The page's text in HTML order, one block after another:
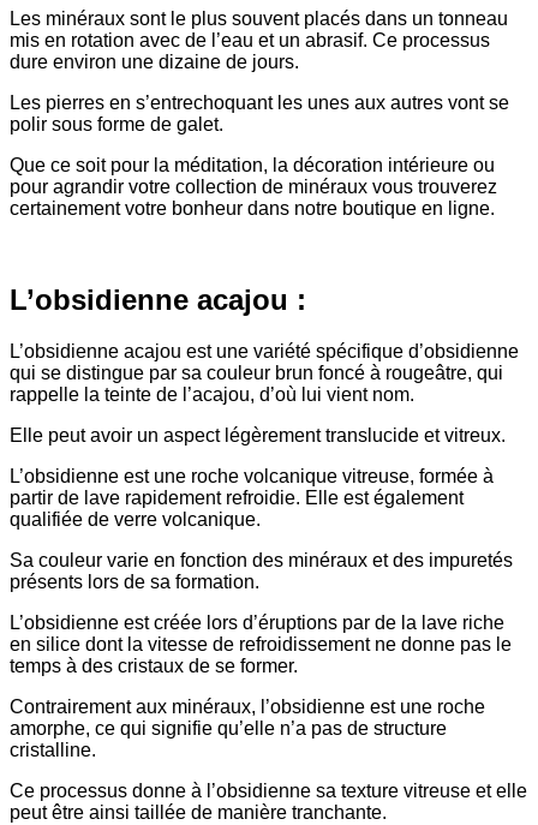
Les minéraux sont le plus souvent placés dans un tonneau
mis en rotation avec de l’eau et un abrasif. Ce processus
dure environ une dizaine de jours.
Les pierres en s’entrechoquant les unes aux autres vont se
polir sous forme de galet.
Que ce soit pour la méditation, la décoration intérieure ou
pour agrandir votre collection de minéraux vous trouverez
certainement votre bonheur dans notre boutique en ligne.
L’obsidienne acajou :
L’obsidienne acajou est une variété spécifique d’obsidienne
qui se distingue par sa couleur brun foncé à rougeâtre, qui
rappelle la teinte de l’acajou, d’où lui vient nom.
Elle peut avoir un aspect légèrement translucide et vitreux.
L’obsidienne est une roche volcanique vitreuse, formée à
partir de lave rapidement refroidie. Elle est également
qualifiée de verre volcanique.
Sa couleur varie en fonction des minéraux et des impuretés
présents lors de sa formation.
L’obsidienne est créée lors d’éruptions par de la lave riche
en silice dont la vitesse de refroidissement ne donne pas le
temps à des cristaux de se former.
Contrairement aux minéraux, l’obsidienne est une roche
amorphe, ce qui signifie qu’elle n’a pas de structure
cristalline.
Ce processus donne à l’obsidienne sa texture vitreuse et elle
peut être ainsi taillée de manière tranchante.